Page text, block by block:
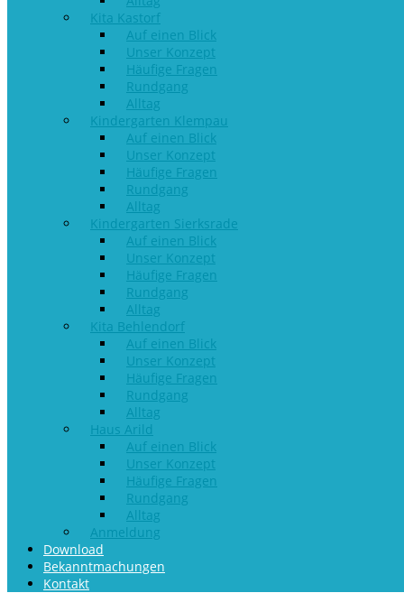
Kita Kastorf
Auf einen Blick
Unser Konzept
Häufige Fragen
Rundgang
Alltag
Kindergarten Klempau
Auf einen Blick
Unser Konzept
Häufige Fragen
Rundgang
Alltag
Kindergarten Sierksrade
Auf einen Blick
Unser Konzept
Häufige Fragen
Rundgang
Alltag
Kita Behlendorf
Auf einen Blick
Unser Konzept
Häufige Fragen
Rundgang
Alltag
Haus Arild
Auf einen Blick
Unser Konzept
Häufige Fragen
Rundgang
Alltag
Anmeldung
Download
Bekanntmachungen
Kontakt